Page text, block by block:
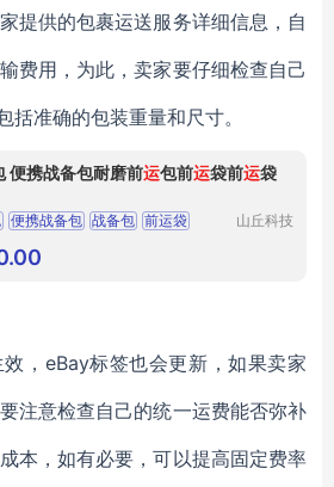
提供的包裹运送服务详细信息，自
费用，为此，卖家要仔细检查自己
准确的包装重量和尺寸。
便携战备包耐磨前运包前运袋前运袋
便携战备包 战备包 前运袋
山丘科技
， eBay标签也会更新，如果卖家
注意检查自己的统一运费能否弥补
本，如有必要，可以提高固定费率